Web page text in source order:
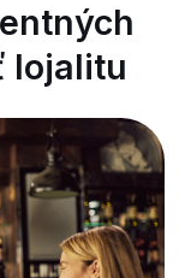
lojalitu